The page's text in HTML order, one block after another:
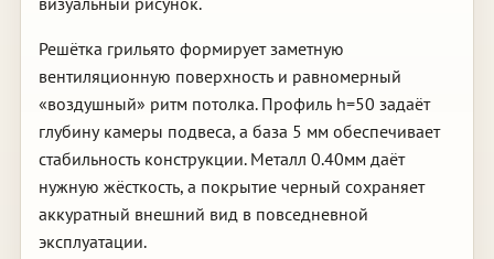
Решётка грильято формирует заметную
вентиляционную поверхность и равномерный
«воздушный» ритм потолка. Профиль h=50 задаёт
глубину камеры подвеса, а база 5 мм обеспечивает
стабильность конструкции. Металл 0.40мм даёт
нужную жёсткость, а покрытие черный сохраняет
аккуратный внешний вид в повседневной
эксплуатации.